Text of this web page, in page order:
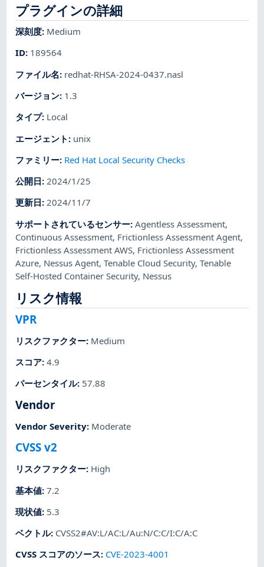
プラグインの詳細
深刻度: Medium
ID: 189564
ファイル名: redhat-RHSA-2024-0437.nasl
バージョン: 1.3
タイプ: Local
エージェント : unix
ファミリー: Red Hat Local Security Checks
公開日:2024/1/25
更新日:2024/11/7
サポートされているセンサー:Agentless Assessment,
Continuous Assessment, Frictionless Assessment Agent,
Frictionless Assessment AWS, Frictionless Assessment
Azure, Nessus Agent,Tenable Cloud Security,Tenable
Self-Hosted Container Security, Nessus
リスク情報
VPR
リスクファクター: Medium
スコア:4.9
パーセンタイル: 57.88
Vendor
Vendor Severity: Moderate
CVSS v2
リスクファクター: High
基本値:7.2
現状値: 5.3
ベクトル: CVSS2#AV:L/AC:L/Au:N/C:C/I:C/A:C
CVSS スコアのソース: CVE-2023-4001